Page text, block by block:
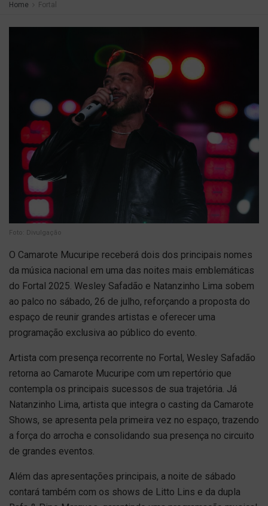
Home Fortal
Foto: Divulgação
O Camarote Mucuripe receberá dois dos principais nomes
da música nacional em uma das noites mais emblemáticas
do Fortal 2025. Wesley Safadão e Natanzinho Lima sobem
ao palco no sábado, 26 de julho, reforçando a proposta do
espaço de reunir grandes artistas e oferecer uma
programação exclusiva ao público do evento.
Artista com presença recorrente no Fortal, Wesley Safadão
retorna ao Camarote Mucuripe com um repertório que
contempla os principais sucessos de sua trajetória. Já
Natanzinho Lima, artista que integra o casting da Camarote
Shows, se apresenta pela primeira vez no espaço, trazendo
a força do arrocha e consolidando sua presença no circuito
de grandes eventos.
Além das apresentações principais, a noite de sábado
contará também com os shows de Litto Lins e da dupla